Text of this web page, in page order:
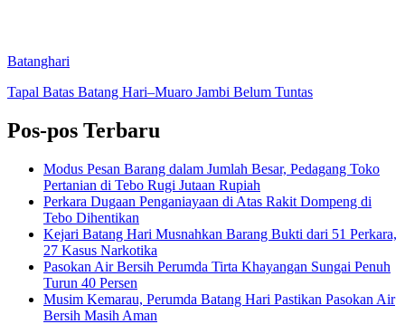
Batanghari
Tapal Batas Batang Hari–Muaro Jambi Belum Tuntas
Pos-pos Terbaru
Modus Pesan Barang dalam Jumlah Besar, Pedagang Toko
Pertanian di Tebo Rugi Jutaan Rupiah
Perkara Dugaan Penganiayaan di Atas Rakit Dompeng di
Tebo Dihentikan
Kejari Batang Hari Musnahkan Barang Bukti dari 51 Perkara,
27 Kasus Narkotika
Pasokan Air Bersih Perumda Tirta Khayangan Sungai Penuh
Turun 40 Persen
Musim Kemarau, Perumda Batang Hari Pastikan Pasokan Air
Bersih Masih Aman